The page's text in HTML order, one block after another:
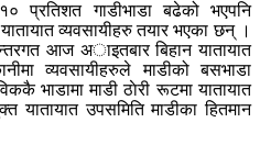
प्रतिशत गाडीभाडा बढेको भएपनि
व्यवसायीहरु तयार भएका छन् ।
आज अाइतबार बिहान यातायात
व्यवसायीहरुले माडीको बसभाडा
भाडामा माडी ठाेरी रूटमा यातायात
यातायात उपसमिति माडीका हितमान